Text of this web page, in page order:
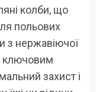
колби, що
польових
з нержавіючої
ключовим
захист і